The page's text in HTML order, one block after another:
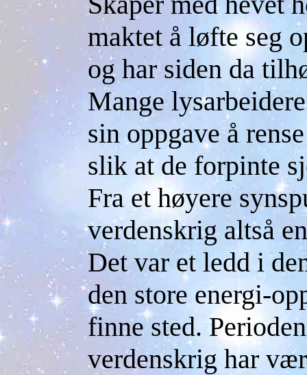
maktet å løfte seg
og har siden da
Mange
sin oppgave å
slik at de forpinte
Fra et høyere
verdenskrig altså
Det var et ledd i
den store energi-
finne sted.
verdenskrig har